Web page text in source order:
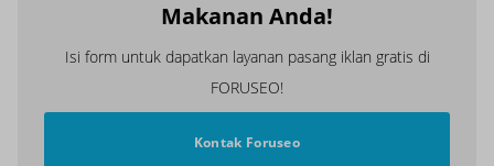
Makanan Anda!
Isi form untuk dapatkan layanan pasang iklan gratis di
FORUSEO!
Kontak Foruseo